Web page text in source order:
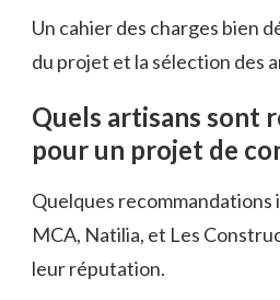
Un cahier des charges bien
du projet et la sélection des
Quels artisans sont
pour un projet de
Quelques recommandations
MCA, Natilia, et Les
leur réputation.